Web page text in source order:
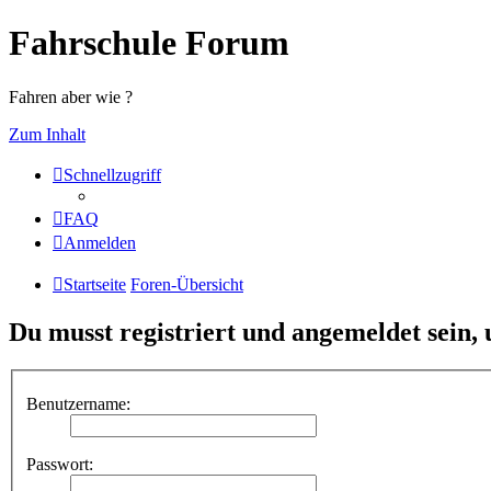
Fahrschule Forum
Fahren aber wie ?
Zum Inhalt
Schnellzugriff
FAQ
Anmelden
Startseite Foren-Übersicht
Du musst registriert und angemeldet
Benutzername:
Passwort: